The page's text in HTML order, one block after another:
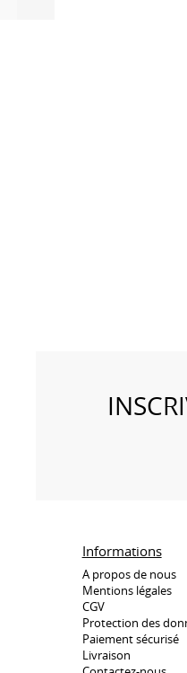
Informations
A propos de nous
Mentions légales
CGV
Protection des
Paiement sécurisé
Livraison